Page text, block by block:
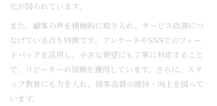
化が図られています。
また、顧客の声を積極的に取り入れ、サービス改善につ
なげている点も特徴です。アンケートやSNSでのフィー
ドバックを活用し、小さな要望にも丁寧に対応すること
で、リピーターの信頼を獲得しています。さらに、スタ
ッフ教育にも力を入れ、接客品質の維持・向上を図って
います。